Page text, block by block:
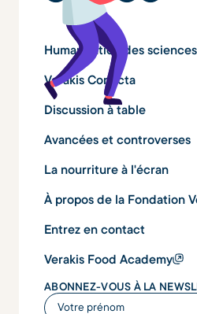
Humanisation des sciences
Verakis Conecta
Discussion à table
Avancées et controverses
La nourriture à l'écran
À propos de la Fondation
Entrez en contact
Verakis Food Academy
ABONNEZ-VOUS À LA
Votre prénom